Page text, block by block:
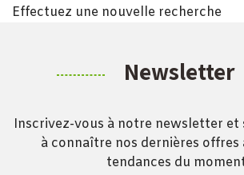
Effectuez une nouvelle recherche
Newsletter
Inscrivez-vous à notre newsletter et
à connaître nos dernières offres
tendances du